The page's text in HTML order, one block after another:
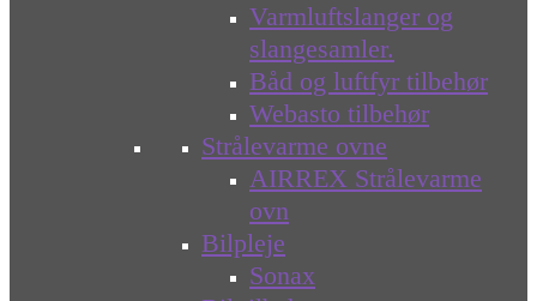
Varmluftslanger og
slangesamler.
Båd og luftfyr tilbehør
Webasto tilbehør
Strålevarme ovne
AIRREX Strålevarme
ovn
Bilpleje
Sonax